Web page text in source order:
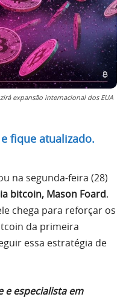
expansão internacional dos EUA
fique atualizado.
na segunda-feira (28)
bitcoin, Mason Foard.
chega para reforçar os
da primeira
essa estratégia de
e especialista em